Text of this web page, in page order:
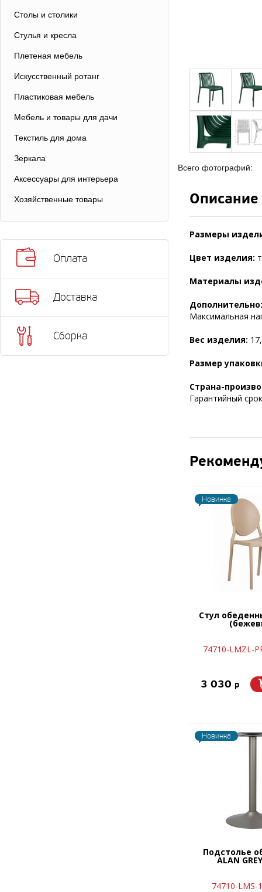
Столы и столики
Стулья и кресла
Плетеная мебель
Искусственный ротанг
Пластиковая мебель
Мебель и товары для дачи
Текстиль для дома
Зеркала
Аксессуары для интерьера
Хозяйственные товары
Оплата
Доставка
Сборка
Всего фотографий:
Описание
Размеры
Цвет изделия:
Материалы
Дополнительно:
Максимальная
Вес изделия:
Размер
Страна-
Гарантийный
Новинка
Стул
74710-LMZL-
3 030 p
Новинка
Подстолье
ALAN
74710-LMS-